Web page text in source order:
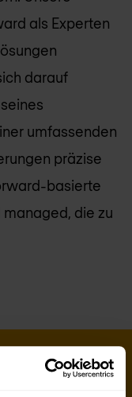
als Experten
darauf
umfassenden
präzise
basierte
die zu
loslegen